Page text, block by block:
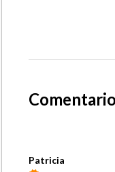
Patricia